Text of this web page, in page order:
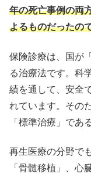
年の死亡事例の両
よるものだったの
保険診療は、国が
る治療法です。科
績を通して、安全
れています。その
「標準治療」であ
再生医療の分野で
「骨髄移植」、心